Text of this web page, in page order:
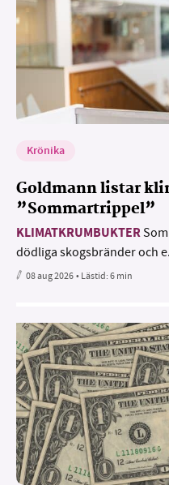
Krönika
Goldmann listar
”Sommartrippel”
KLIMATKRUMBUKTER
dödliga skogsbränder och
08 aug 2026• Lästid:6 min